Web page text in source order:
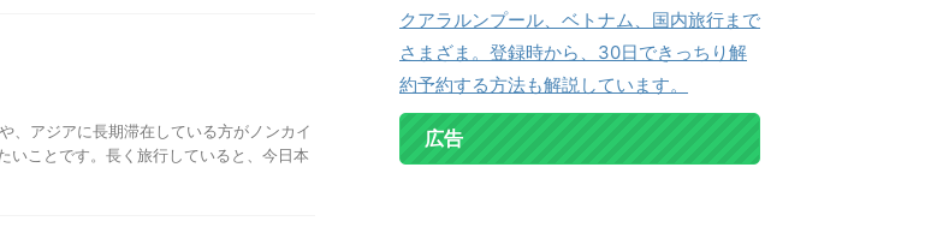
、アジアに長期滞在している方がノンカイ
いことです。長く旅行していると、今日本
クアラルンプール、ベトナム、国内旅行まで
さまざま。登録時から、30日できっちり解
約予約する方法も解説しています。
広告